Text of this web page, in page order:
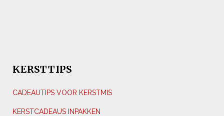
KERSTTIPS
CADEAUTIPS VOOR KERSTMIS
KERSTCADEAUS INPAKKEN